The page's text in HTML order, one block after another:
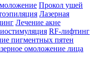
Прокол ушей
Лазерная
Лечение акне
RF-лифтинг
пигментных пятен
омоложение лица